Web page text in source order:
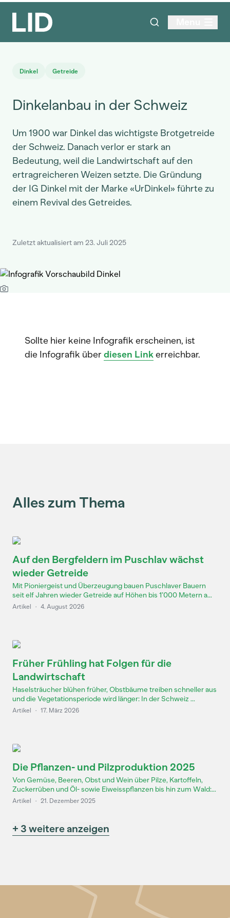
Dinkel Getreide
Dinkelanbau in der Schweiz
Um 1900 war Dinkel das wichtigste Brotgetreide
der Schweiz. Danach verlor er stark an
Bedeutung, weil die Landwirtschaft auf den
ertragreicheren Weizen setzte. Die Gründung
der IG Dinkel mit der Marke «UrDinkel» führte zu
einem Revival des Getreides.
Zuletzt aktualisiert am 23. Juli 2025
Sollte hier keine Infografik erscheinen, ist
die Infografik über diesen Linkerreichbar.
Alles zum Thema
Auf den Bergfeldern im Puschlav wächst
wieder Getreide
Mit Pioniergeist und Überzeugung bauen Puschlaver Bauern
seit elf Jahren wieder Getreide auf Höhen bis 1’000 Metern a...
Artikel · 4. August 2026
Früher Frühling hat Folgen für die
Landwirtschaft
Haselsträucher blühen früher, Obstbäume treiben schneller aus
und die Vegetationsperiode wird länger: In der Schweiz ...
Artikel · 17. März 2026
Die Pflanzen- und Pilzproduktion 2025
Von Gemüse, Beeren, Obst und Wein über Pilze, Kartoffeln,
Zuckerrüben und Öl- sowie Eiweisspflanzen bis hin zum Wald:...
Artikel · 21. Dezember 2025
+ 3 weitere anzeigen